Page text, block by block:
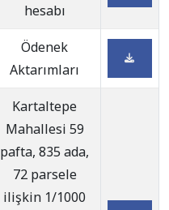
hesabı
Ödenek
Aktarımları
Kartaltepe
Mahallesi 59
pafta, 835 ada,
72 parsele
ilişkin 1/1000